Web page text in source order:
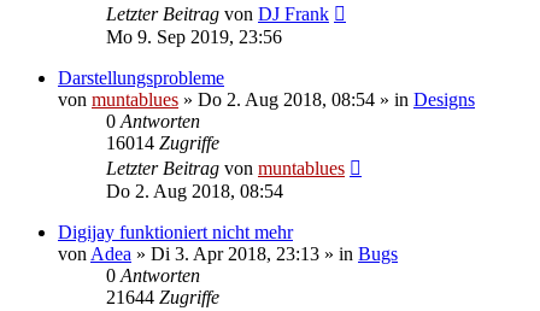
Letzter Beitrag von DJ Frank
Mo 9. Sep 2019, 23:56
Darstellungsprobleme
von muntablues » Do 2. Aug 2018, 08:54 » in Designs
0 Antworten
16014 Zugriffe
Letzter Beitrag von muntablues
Do 2. Aug 2018, 08:54
Digijay funktioniert nicht mehr
von Adea » Di 3. Apr 2018, 23:13 » in Bugs
0 Antworten
21644 Zugriffe